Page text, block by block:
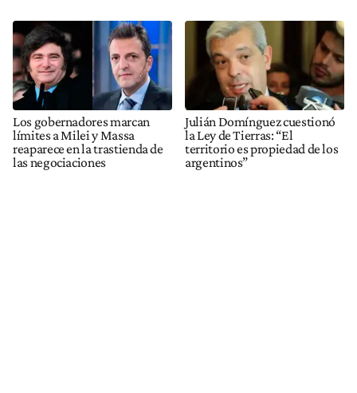
Los gobernadores marcan
límites a Milei y Massa
reaparece en la trastienda de
las negociaciones
Julián Domínguez cuestionó
la Ley de Tierras: “El
territorio es propiedad de los
argentinos”